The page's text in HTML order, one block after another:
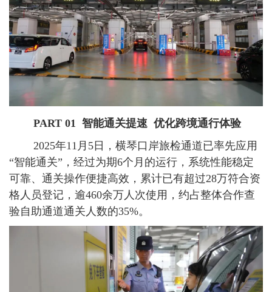
PART 01 智能通关提速 优化跨境通行体验
2025年11月5日，横琴口岸旅检通道已率先应用
“智能通关”，经过为期6个月的运行，系统性能稳定
可靠、通关操作便捷高效，累计已有超过28万符合资
格人员登记，逾460余万人次使用，约占整体合作查
验自助通道通关人数的35%。